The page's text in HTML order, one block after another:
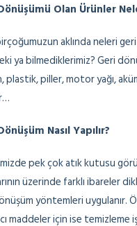
Olan Ürünler
aklında neleri
ya bilmediklerimiz? Geri
piller, motor yağı,
Nasıl Yapılır?
pek çok atık kutusu
üzerinde farklı ibareler
yöntemleri uygulanır.
maddeler için ise temizleme